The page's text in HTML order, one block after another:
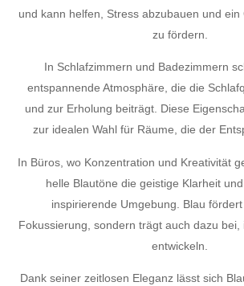
und kann helfen, Stress abzubauen und
zu fördern.
In Schlafzimmern und Badezimmern
entspannende Atmosphäre, die die
und zur Erholung beiträgt. Diese
zur idealen Wahl für Räume, die der
In Büros, wo Konzentration und Kreativität
helle Blautöne die geistige Klarheit
inspirierende Umgebung. Blau
Fokussierung, sondern trägt auch dazu bei,
entwickeln.
Dank seiner zeitlosen Eleganz lässt sich